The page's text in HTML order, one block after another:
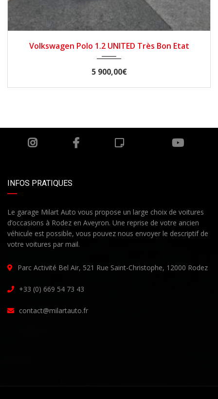
Volkswagen Polo 1.2 UNITED Très Bon Etat
5 900,00€
INFOS PRATIQUES
Le garage Milart Auto vous propose un large choix de voitures
d’occasions à Rodez en Aveyron. Une reprise de votre ancien
véhicule est possible, vous pouvez nous envoyer le descriptif de
votre voitures par mail.
Parc Activité Bel Air, 521 Rue Saint-Christophe, 12000 Rodez
+33 (0) 669 54 73 43
contact@milartauto.fr